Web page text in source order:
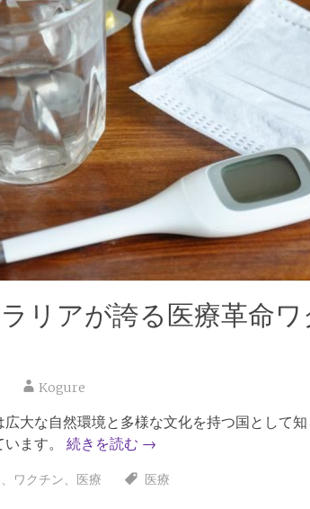
リアが誇る医療革命
Kogure
広大な自然環境と多様な文化を持つ国として
ます。 続きを読む →
、 ワクチン、 医療 医療